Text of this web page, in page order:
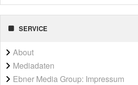
SERVICE
About
Mediadaten
Ebner Media Group: Impressum